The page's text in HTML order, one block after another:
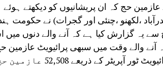
عازمین حج کہ ان پریشانیوں کو دیکھتے
،لکھنو ،چنئی اور گجرات) نے
یہ گزارش کیا ہے کہ آنے والے دنوں
آنے والے وقت میں سبھی پرائیویٹ
اس بار ہندوستان سے